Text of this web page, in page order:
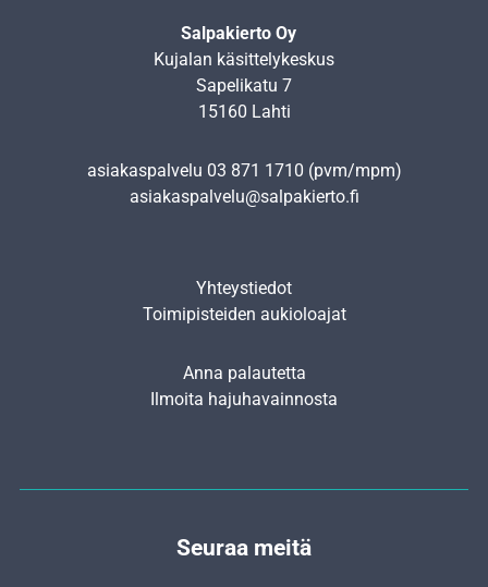
Salpakierto Oy
Kujalan käsittelykeskus
Sapelikatu 7
15160 Lahti
asiakaspalvelu 03 871 1710 (pvm/mpm)
asiakaspalvelu@salpakierto.fi
Yhteystiedot
Toimipisteiden aukioloajat
Anna palautetta
Ilmoita hajuhavainnosta
Seuraa meitä